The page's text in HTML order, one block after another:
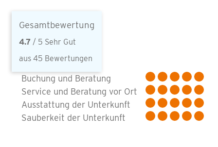
Gesamtbewertung
4.7 / 5 Sehr Gut
aus 45 Bewertungen
Buchung und Beratung
Service und Beratung vor Ort
Ausstattung der Unterkunft
Sauberkeit der Unterkunft